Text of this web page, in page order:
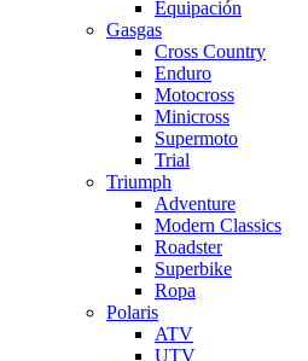
Equipación
Gasgas
Cross Country
Enduro
Motocross
Minicross
Supermoto
Trial
Triumph
Adventure
Modern Classics
Roadster
Superbike
Ropa
Polaris
ATV
UTV